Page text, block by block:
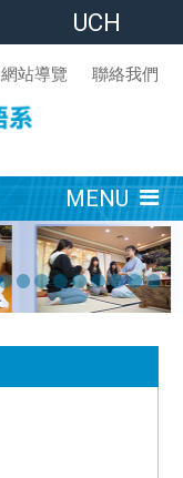
UCH
網站導覽 聯絡我們
MENU